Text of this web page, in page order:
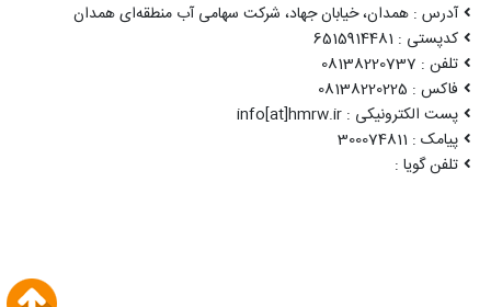
آدرس : همدان، خیابان جهاد، شرکت سهامی آب منطقه‌ای همدان
کدپستی : 6515914481
تلفن : 08138220737
فاکس : 08138220225
پست الکترونیکی : info[at]hmrw.ir
پیامک : 300074811
تلفن گویا :